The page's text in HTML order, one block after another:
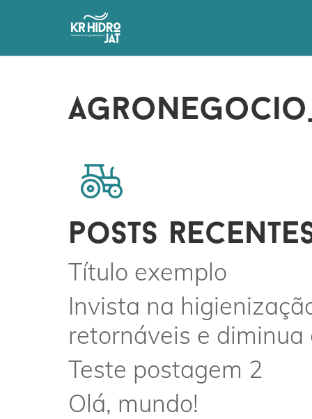
posts
Título exemplo
Invista na
retornáveis e
Teste postagem 2
Olá, mundo!